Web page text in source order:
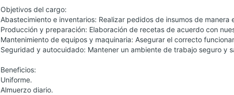
Objetivos del cargo:
Abastecimiento e inventarios: Realizar pedidos de insumos de manera
Producción y preparación: Elaboración de recetas de acuerdo con
Mantenimiento de equipos y maquinaria: Asegurar el correcto
Seguridad y autocuidado: Mantener un ambiente de trabajo seguro y
Beneficios:
Uniforme.
Almuerzo diario.